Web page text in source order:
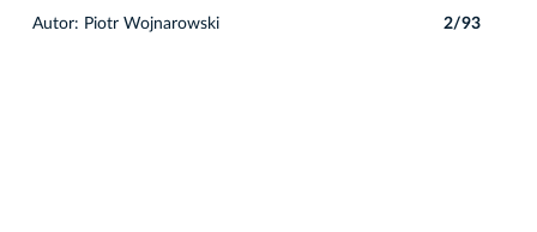
Autor: Piotr Wojnarowski 2/93